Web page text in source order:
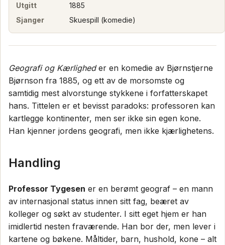
Utgitt
1885
Sjanger
Skuespill (komedie)
Geografi og Kærligheder en komedie av Bjørnstjerne
Bjørnson fra 1885, og ett av de morsomste og
samtidig mest alvorstunge stykkene i forfatterskapet
hans. Tittelen er et bevisst paradoks: professoren kan
kartlegge kontinenter, men ser ikke sin egen kone.
Han kjenner jordens geografi, men ikke kjærlighetens.
Handling
Professor Tygesen er en berømt geograf – en mann
av internasjonal status innen sitt fag, beæret av
kolleger og søkt av studenter. I sitt eget hjem er han
imidlertid nesten fraværende. Han bor der, men lever i
kartene og bøkene. Måltider, barn, hushold, kone – alt